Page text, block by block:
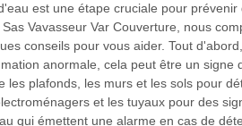
est une étape cruciale pour
Vavasseur Var Couverture, nous
conseils pour vous aider. Tout
anormale, cela peut être un signe
les plafonds, les murs et les sols pour
et les tuyaux pour des
qui émettent une alarme en cas de